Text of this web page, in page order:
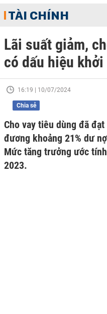
TÀI CHÍNH
Lãi suất giảm,
có dấu hiệu khởi
16:19 | 10/07/2024
Chia sẻ
Cho vay tiêu dùng đã
đương khoảng 21% dư
Mức tăng trưởng ước
2023.